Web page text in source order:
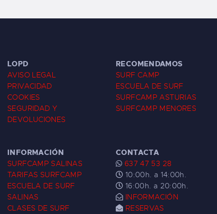
LOPD
AVISO LEGAL
PRIVACIDAD
COOKIES
SEGURIDAD Y
DEVOLUCIONES
RECOMENDAMOS
SURF CAMP
ESCUELA DE SURF
SURFCAMP ASTURIAS
SURFCAMP MENORES
INFORMACIÓN
SURFCAMP SALINAS
TARIFAS SURFCAMP
ESCUELA DE SURF
SALINAS
CLASES DE SURF
CONTACTA
637 47 53 28
10:00h. a 14:00h.
16:00h. a 20:00h.
INFORMACIÓN
RESERVAS